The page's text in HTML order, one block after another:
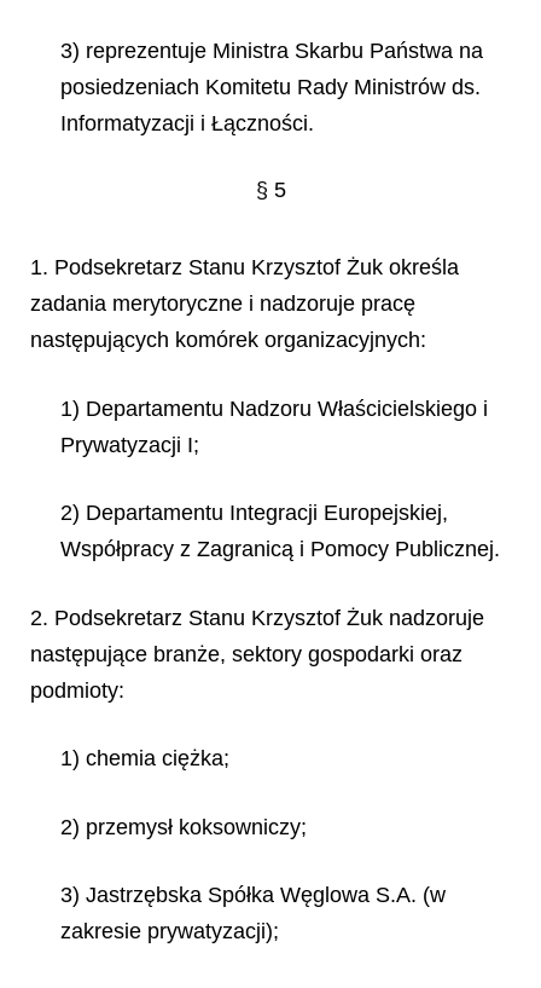
3) reprezentuje Ministra Skarbu Państwa na
posiedzeniach Komitetu Rady Ministrów ds.
Informatyzacji i Łączności.
§ 5
1. Podsekretarz Stanu Krzysztof Żuk określa
zadania merytoryczne i nadzoruje pracę
następujących komórek organizacyjnych:
1) Departamentu Nadzoru Właścicielskiego i
Prywatyzacji I;
2) Departamentu Integracji Europejskiej,
Współpracy z Zagranicą i Pomocy Publicznej.
2. Podsekretarz Stanu Krzysztof Żuk nadzoruje
następujące branże, sektory gospodarki oraz
podmioty:
1) chemia ciężka;
2) przemysł koksowniczy;
3) Jastrzębska Spółka Węglowa S.A. (w
zakresie prywatyzacji);